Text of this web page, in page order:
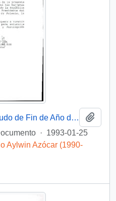
[Adjunta las tarjetas de saludo de Fin de Año del Presidente de la República de Polonia]
· 1993-01-25
Aylwin Azócar (1990-